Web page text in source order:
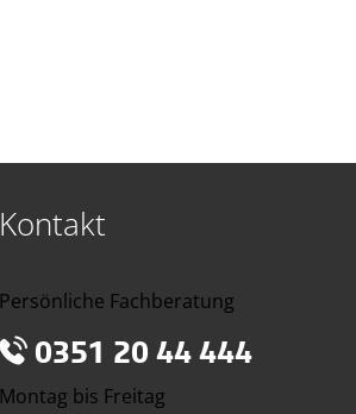
Kontakt
Persönliche Fachberatung
0351 20 44 444
Montag bis Freitag